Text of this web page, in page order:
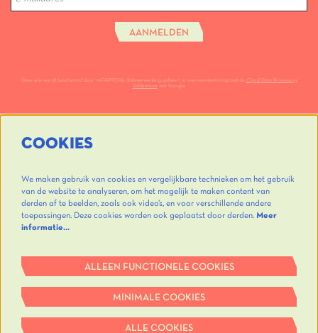
AANMELDEN
Deze site wordt beschermd door reCAPTCHA, dataverwerking gebeurt in overeenstemming met de Cloud Data Processing
Addendum van Google.
COOKIES
We maken gebruik van cookies en vergelijkbare technieken om het gebruik
van de website te analyseren, om het mogelijk te maken content van
derden af te beelden, zoals ook video’s, en voor verschillende andere
toepassingen. Deze cookies worden ook geplaatst door derden. Meer
informatie…
ALLEEN FUNCTIONELE COOKIES
MINIMALE COOKIES
ALLE COOKIES